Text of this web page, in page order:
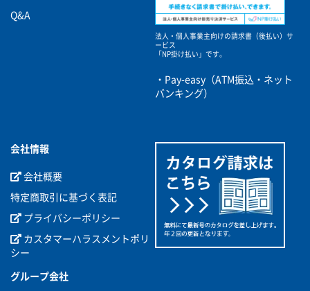
Q&A
法人・個人事業主向けの請求書（後払い）サ
ービス
「NP掛け払い」です。
・Pay-easy（ATM振込・ネット
バンキング）
会社情報
会社概要
特定商取引に基づく表記
プライバシーポリシー
カスタマーハラスメントポリ
シー
グループ会社